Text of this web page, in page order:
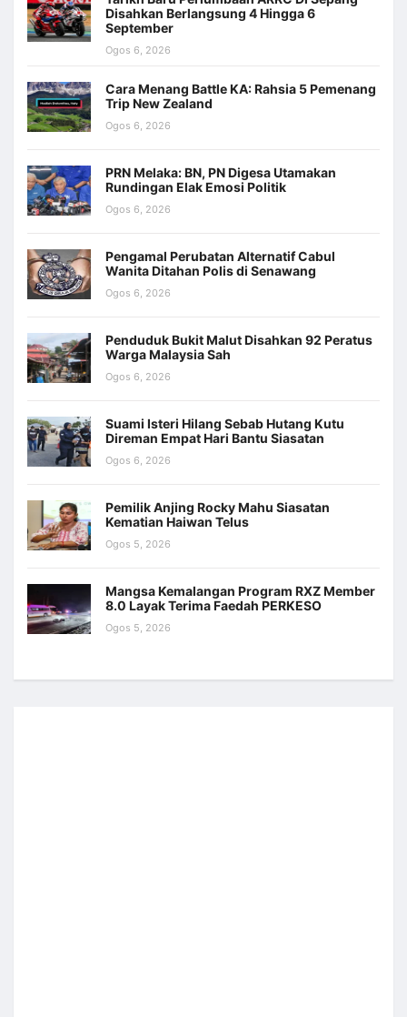
Disahkan Berlangsung 4 Hingga 6
September
Ogos 6, 2026
Cara Menang Battle KA: Rahsia 5 Pemenang
Trip New Zealand
Ogos 6, 2026
PRN Melaka: BN, PN Digesa Utamakan
Rundingan Elak Emosi Politik
Ogos 6, 2026
Pengamal Perubatan Alternatif Cabul
Wanita Ditahan Polis di Senawang
Ogos 6, 2026
Penduduk Bukit Malut Disahkan 92 Peratus
Warga Malaysia Sah
Ogos 6, 2026
Suami Isteri Hilang Sebab Hutang Kutu
Direman Empat Hari Bantu Siasatan
Ogos 6, 2026
Pemilik Anjing Rocky Mahu Siasatan
Kematian Haiwan Telus
Ogos 5, 2026
Mangsa Kemalangan Program RXZ Member
8.0 Layak Terima Faedah PERKESO
Ogos 5, 2026